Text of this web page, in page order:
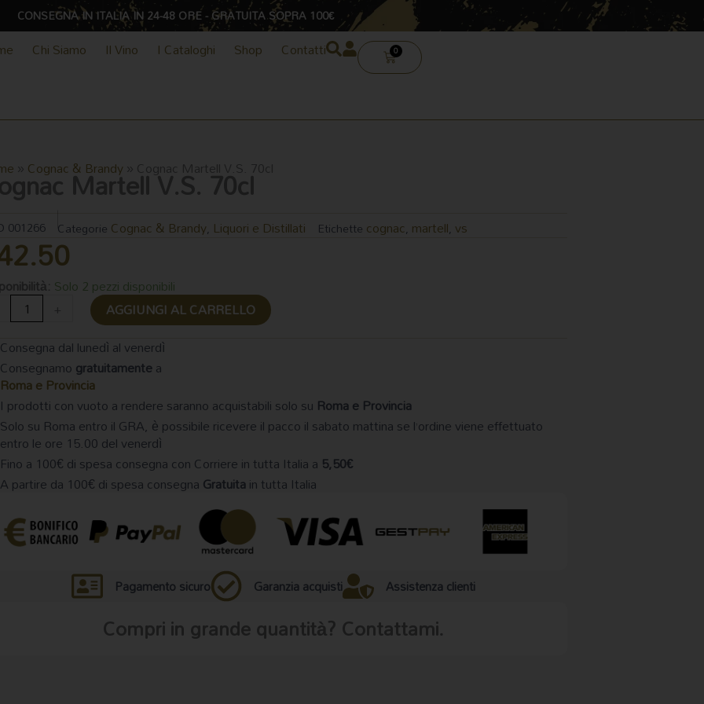
CONSEGNA IN ITALIA IN 24-48 ORE - GRATUITA SOPRA 100€
Chi Siamo Il Vino I Cataloghi Shop Contatti 0
CARRELLO
Cognac & Brandy
Martell V.S. 70cl
001266 Categorie Cognac & Brandy, Liquori e Distillati Etichette cognac, martell, vs
Solo 2 pezzi disponibili
AGGIUNGI AL CARRELLO
Consegna dal lunedì al venerdì
Consegnamogratuitamentea
Roma e Provincia
I prodotti con vuoto a rendere saranno acquistabili solo su Roma e Provincia
Solo su Roma entro il GRA, è possibile ricevere il pacco il sabato mattina se l’ordine viene effettuato
entro le ore 15.00 del venerdì
Fino a 100€ di spesa consegna con Corriere in tutta Italia a 5,50€
A partire da 100€ di spesa consegnaGratuitain tutta Italia
Pagamento sicuro Garanzia acquisti Assistenza clienti
Compri in grande quantità? Contattami.